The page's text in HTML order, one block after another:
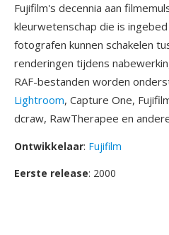
Fujifilm's decennia aan
kleurwetenschap die is
fotografen kunnen schakelen
renderingen tijdens
RAF-bestanden worden
Lightroom, Capture One,
dcraw, RawTherapee en
Ontwikkelaar: Fujifilm
Eerste release: 2000